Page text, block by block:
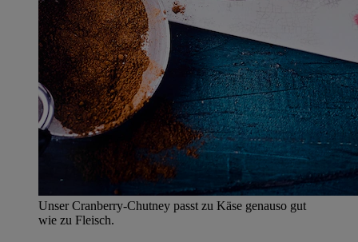
Unser Cranberry-Chutney passt zu Käse genauso gut
wie zu Fleisch.